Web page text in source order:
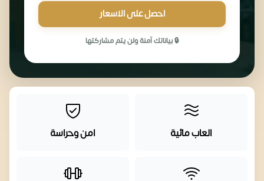
احصل على الاسعار
🔒 بياناتك آمنة ولن يتم مشاركتها
العاب مائية امن وحراسة